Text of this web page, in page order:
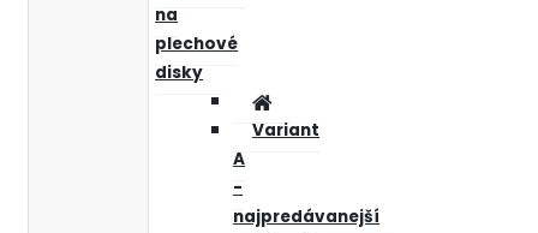
na
plechové
disky
Variant
A
-
najpredávanejší